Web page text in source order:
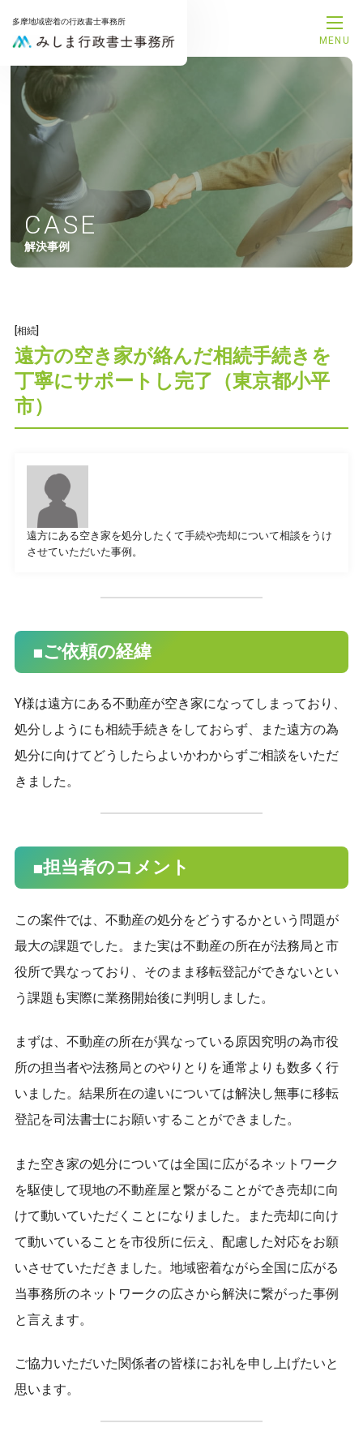
多摩地域密着の行政書士事務所
MENU
CASE
解決事例
[相続]
遠方の空き家が絡んだ相続手続きを
丁寧にサポートし完了（東京都小平
市）
遠方にある空き家を処分したくて手続や売却について相談をうけ
させていただいた事例。
■ご依頼の経緯
Y様は遠方にある不動産が空き家になってしまっており、
処分しようにも相続手続きをしておらず、また遠方の為
処分に向けてどうしたらよいかわからずご相談をいただ
きました。
■担当者のコメント
この案件では、不動産の処分をどうするかという問題が
最大の課題でした。また実は不動産の所在が法務局と市
役所で異なっており、そのまま移転登記ができないとい
う課題も実際に業務開始後に判明しました。
まずは、不動産の所在が異なっている原因究明の為市役
所の担当者や法務局とのやりとりを通常よりも数多く行
いました。結果所在の違いについては解決し無事に移転
登記を司法書士にお願いすることができました。
また空き家の処分については全国に広がるネットワーク
を駆使して現地の不動産屋と繋がることができ売却に向
けて動いていただくことになりました。また売却に向け
て動いていることを市役所に伝え、配慮した対応をお願
いさせていただきました。地域密着ながら全国に広がる
当事務所のネットワークの広さから解決に繋がった事例
と言えます。
ご協力いただいた関係者の皆様にお礼を申し上げたいと
思います。
トップページ
事務所案内
代表プロフィール
サービス一覧
解決事例
お知らせ
お問合せ
サービスメニュー
補助金申請サポート
遺言書作成サポート
後見手続きサポート
プライバシーポリシー
CONTACT
042-452-5423